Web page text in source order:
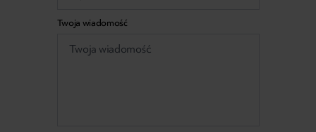
Twoja wiadomość